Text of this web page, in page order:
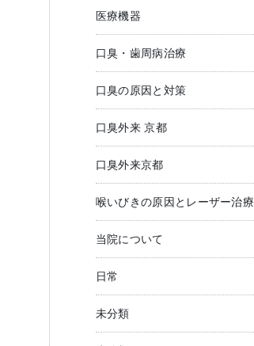
医療機器
口臭・歯周病治療
口臭の原因と対策
口臭外来 京都
口臭外来京都
喉いびきの原因とレーザー治療
当院について
日常
未分類